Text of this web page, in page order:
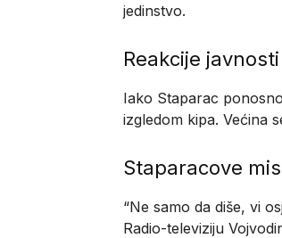
jedinstvo.
Reakcije javnosti
Iako Staparac
izgledom kipa. Većina
Staparacove
“Ne samo da diše, vi
Radio-televiziju